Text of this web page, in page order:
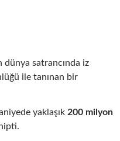
dünya satrancında iz
ile tanınan bir
yaklaşık 200 milyon